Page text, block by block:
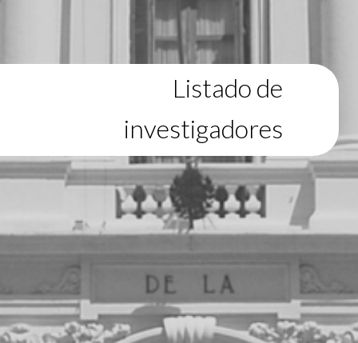
Listado de
investigadores